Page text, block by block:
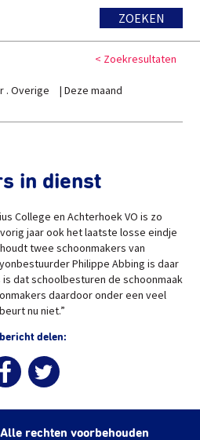
ZOEKEN
< Zoekresultaten
. Overige Deze maand
in dienst
College en Achterhoek VO is zo
jaar ook het laatste losse eindje
twee schoonmakers van
Philippe Abbing is daar
dat schoolbesturen de schoonmaak
daardoor onder een veel
nu niet.”
delen:
rechten voorbehouden